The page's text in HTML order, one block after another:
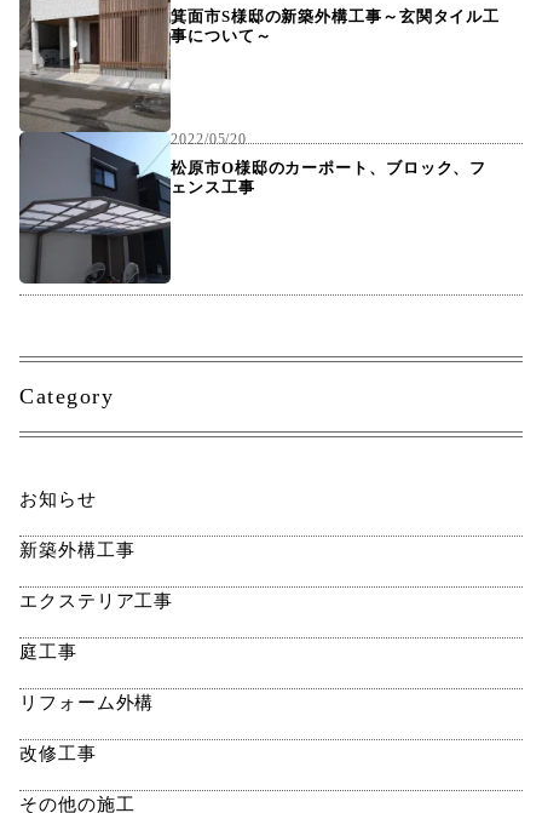
箕面市S様邸の新築外構工事～玄関タイル工
事について～
2022/05/20
松原市O様邸のカーポート、ブロック、フ
ェンス工事
Category
お知らせ
新築外構工事
エクステリア工事
庭工事
リフォーム外構
改修工事
その他の施工